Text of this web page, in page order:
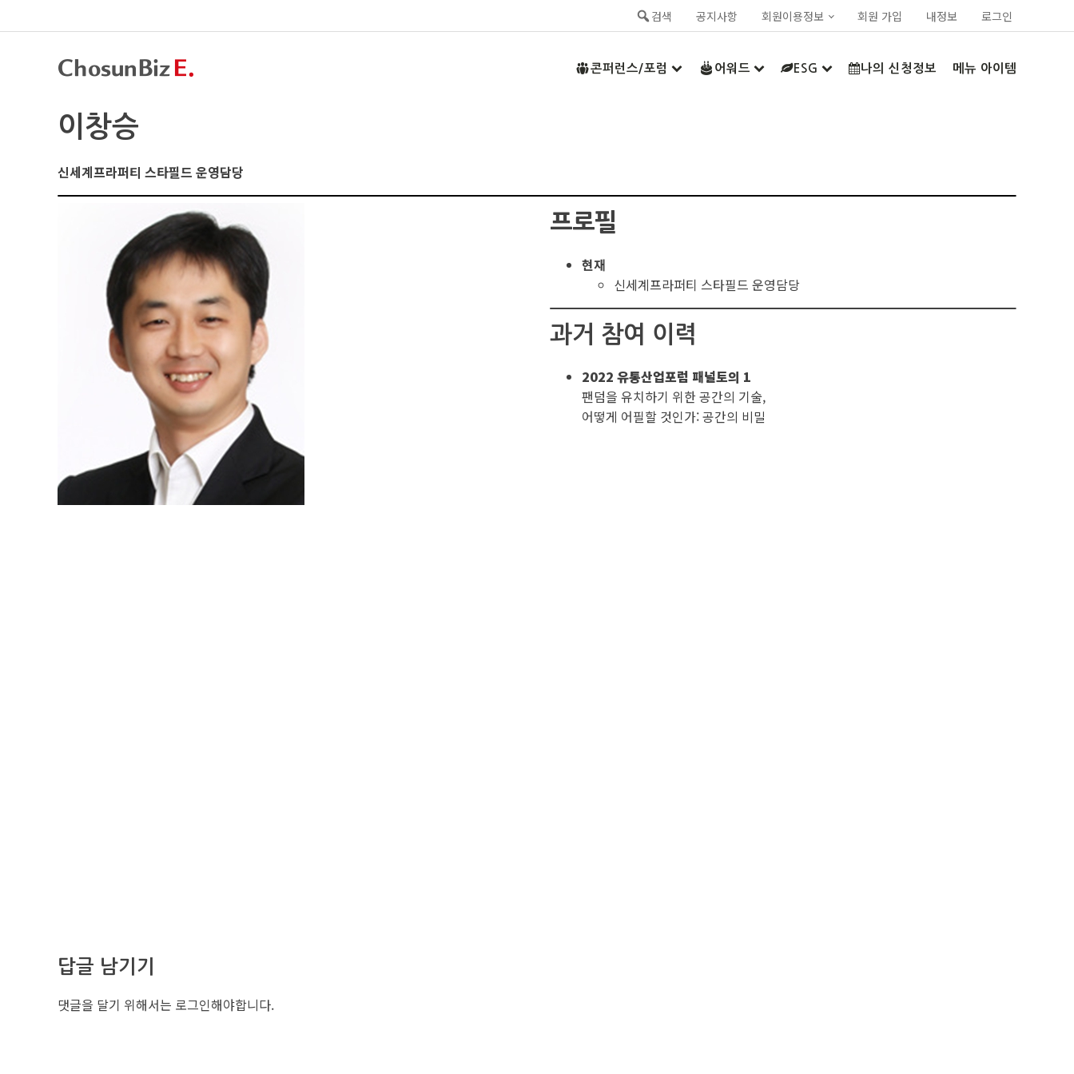
검색 공지사항 회원이용정보 회원 가입 내정보 로그인
콘퍼런스/포럼 어워드 ESG 나의 신청정보 메뉴 아이템
이창승
신세계프라퍼티 스타필드 운영담당
프로필
현재
신세계프라퍼티 스타필드 운영담당
과거 참여 이력
2022 유통산업포럼 패널토의 1
팬덤을 유치하기 위한 공간의 기술,
어떻게 어필할 것인가: 공간의 비밀
답글 남기기
댓글을 달기 위해서는 로그인해야합니다.